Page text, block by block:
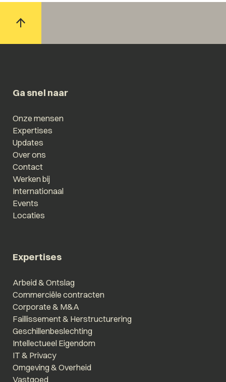
Ga snel naar
Onze mensen
Expertises
Updates
Over ons
Contact
Werken bij
Internationaal
Events
Locaties
Expertises
Arbeid & Ontslag
Commerciële contracten
Corporate & M&A
Faillissement & Herstructurering
Geschillenbeslechting
Intellectueel Eigendom
IT & Privacy
Omgeving & Overheid
Vastgoed